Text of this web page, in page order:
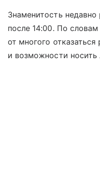
Знаменитость недавно
после 14:00. По
от многого
и возможности